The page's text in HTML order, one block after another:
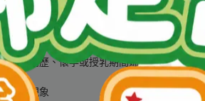
及處
過敏病歷、懷孕或授乳期間婦女以及正接受
見
正常現象